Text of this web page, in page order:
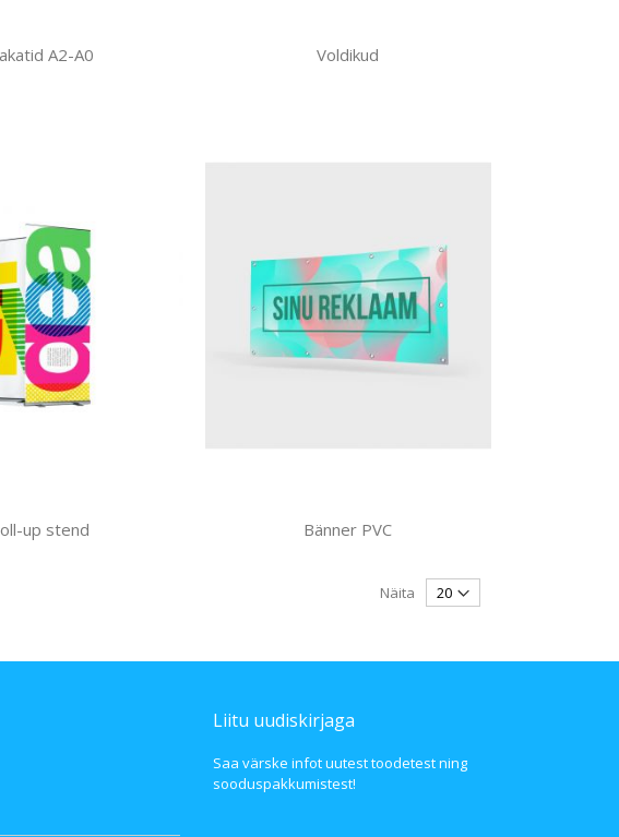
A2-A0 Voldikud
up stend Bänner PVC
Näita
Liitu uudiskirjaga
Saa värske infot uutest toodetest ning
sooduspakkumistest!